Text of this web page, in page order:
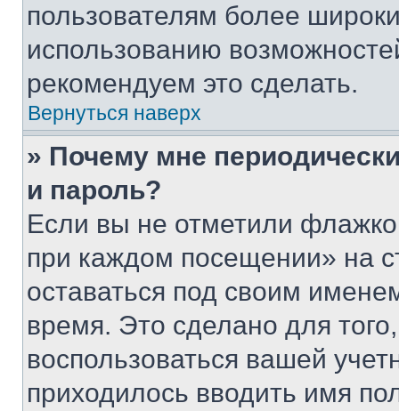
пользователям более
использованию
рекомендуем это сделать.
Вернуться наверх
» Почему мне
и пароль?
Если вы не отметили
при каждом посещении» на
оставаться под своим
время. Это сделано для
воспользоваться вашей
приходилось вводить имя